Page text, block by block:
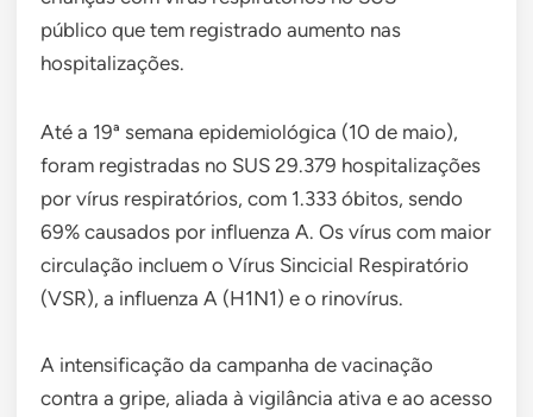
público que tem registrado aumento nas
hospitalizações.
Até a 19ª semana epidemiológica (10 de maio),
foram registradas no SUS 29.379 hospitalizações
por vírus respiratórios, com 1.333 óbitos, sendo
69% causados por influenza A. Os vírus com maior
circulação incluem o Vírus Sincicial Respiratório
(VSR), a influenza A (H1N1) e o rinovírus.
A intensificação da campanha de vacinação
contra a gripe, aliada à vigilância ativa e ao acesso